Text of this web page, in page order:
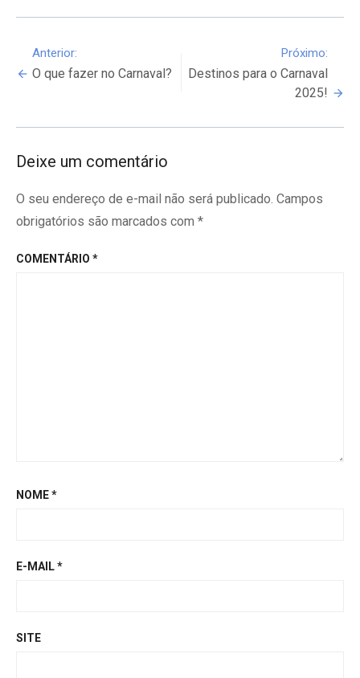
Continue
Reading
Anterior:
O que fazer no Carnaval?
Próximo:
Destinos para o Carnaval
2025!
Deixe um comentário
O seu endereço de e-mail não será publicado. Campos
obrigatórios são marcados com *
COMENTÁRIO *
NOME*
E-MAIL*
SITE